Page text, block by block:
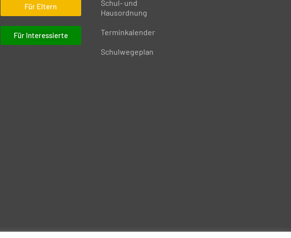
Für Eltern
Für Interessierte
Schul- und
Hausordnung
Terminkalender
Schulwegeplan